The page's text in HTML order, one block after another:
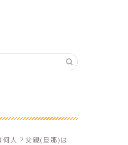
人？父親(旦那)は